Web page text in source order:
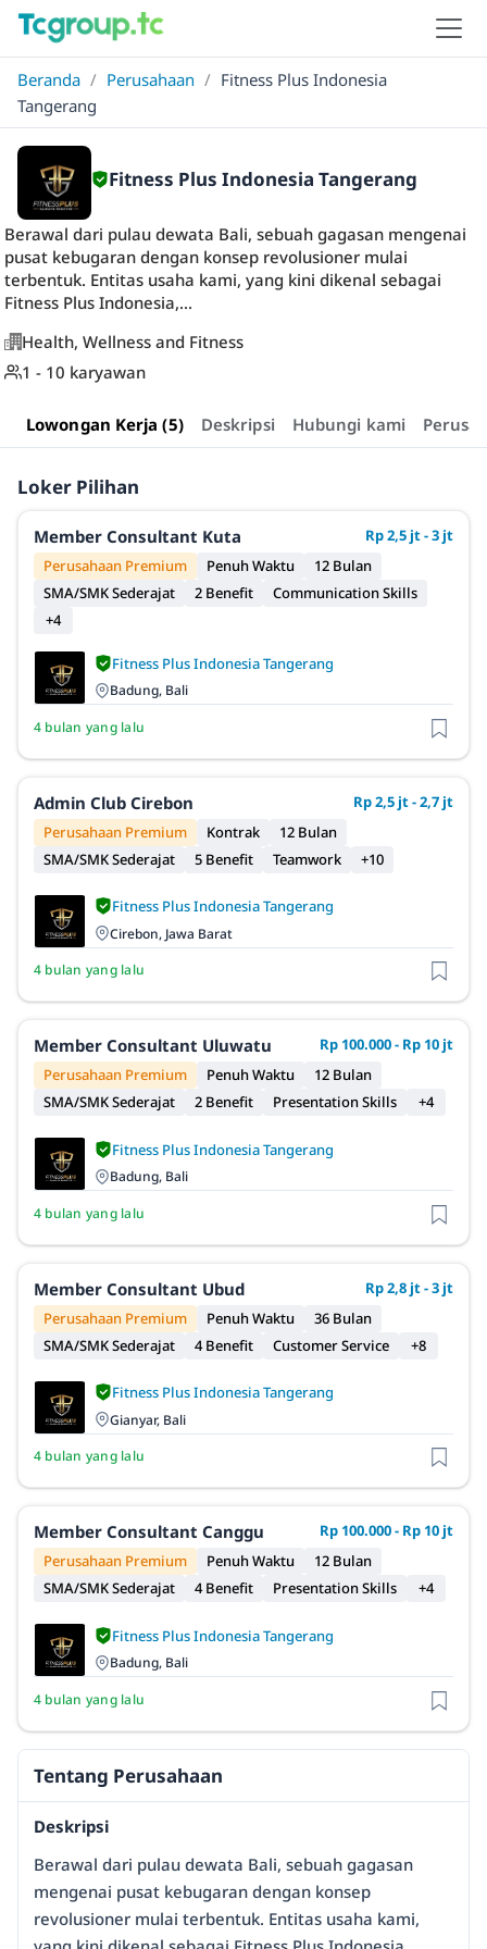
Beranda / Perusahaan / Fitness Plus Indonesia
Tangerang
Fitness Plus Indonesia Tangerang
Berawal dari pulau dewata Bali, sebuah gagasan mengenai
pusat kebugaran dengan konsep revolusioner mulai
terbentuk. Entitas usaha kami, yang kini dikenal sebagai
Fitness Plus Indonesia,...
Health, Wellness and Fitness
1 - 10 karyawan
Lowongan Kerja (5) Deskripsi Hubungi kami
Loker Pilihan
Member Consultant Kuta
Rp 2,5 jt - 3 jt
Perusahaan Premium
Penuh Waktu
12 Bulan
SMA/SMK Sederajat
2 Benefit
Communication Skills
+4
Fitness Plus Indonesia Tangerang
Badung, Bali
4 bulan yang lalu
Admin Club Cirebon
Rp 2,5 jt - 2,7 jt
Perusahaan Premium
Kontrak
12 Bulan
SMA/SMK Sederajat
5 Benefit Teamwork +10
Fitness Plus Indonesia Tangerang
Cirebon, Jawa Barat
4 bulan yang lalu
Member Consultant Uluwatu
Rp 100.000 - Rp 10 jt
Perusahaan Premium
Penuh Waktu
12 Bulan
SMA/SMK Sederajat
2 Benefit Presentation Skills +4
Fitness Plus Indonesia Tangerang
Badung, Bali
4 bulan yang lalu
Member Consultant Ubud
Rp 2,8 jt - 3 jt
Perusahaan Premium
Penuh Waktu
36 Bulan
SMA/SMK Sederajat
4 Benefit Customer Service +8
Fitness Plus Indonesia Tangerang
Gianyar, Bali
4 bulan yang lalu
Member Consultant Canggu
Rp 100.000 - Rp 10 jt
Perusahaan Premium
Penuh Waktu
12 Bulan
SMA/SMK Sederajat
4 Benefit Presentation Skills +4
Fitness Plus Indonesia Tangerang
Badung, Bali
4 bulan yang lalu
Tentang Perusahaan
Deskripsi
Berawal dari pulau dewata Bali, sebuah gagasan
mengenai pusat kebugaran dengan konsep
revolusioner mulai terbentuk. Entitas usaha kami,